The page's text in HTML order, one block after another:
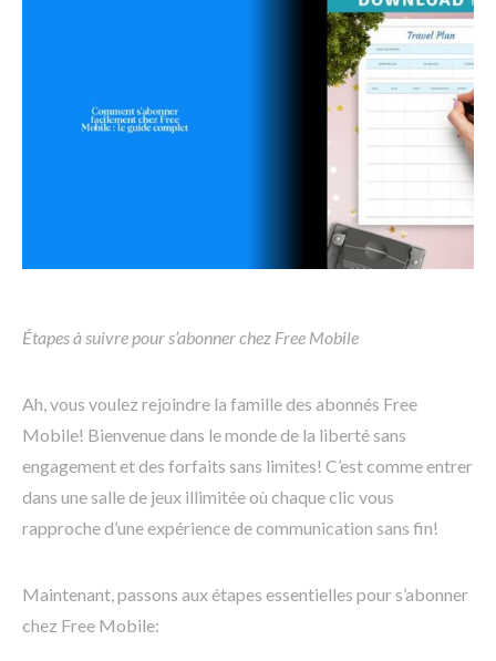
Étapes à suivre pour s’abonner chez Free Mobile
Ah, vous voulez rejoindre la famille des abonnés Free
Mobile! Bienvenue dans le monde de la liberté sans
engagement et des forfaits sans limites! C’est comme entrer
dans une salle de jeux illimitée où chaque clic vous
rapproche d’une expérience de communication sans fin!
Maintenant, passons aux étapes essentielles pour s’abonner
chez Free Mobile: